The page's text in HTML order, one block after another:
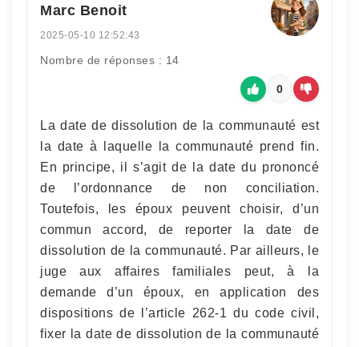
Marc Benoit
2025-05-10 12:52:43
Nombre de réponses : 14
0
La date de dissolution de la communauté est
la date à laquelle la communauté prend fin.
En principe, il s’agit de la date du prononcé
de l’ordonnance de non conciliation.
Toutefois, les époux peuvent choisir, d’un
commun accord, de reporter la date de
dissolution de la communauté. Par ailleurs, le
juge aux affaires familiales peut, à la
demande d’un époux, en application des
dispositions de l’article 262-1 du code civil,
fixer la date de dissolution de la communauté